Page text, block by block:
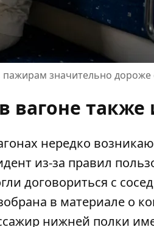
значительно дороже
вагоне
нередко
из-за правил
договориться с
в материале о
нижней полки